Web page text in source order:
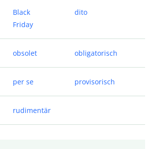
Black
Friday
dito
obsolet obligatorisch
per se provisorisch
rudimentär